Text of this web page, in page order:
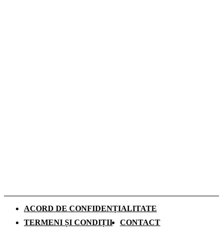
ACORD DE CONFIDENȚIALITATE
TERMENI ȘI CONDIȚII
CONTACT